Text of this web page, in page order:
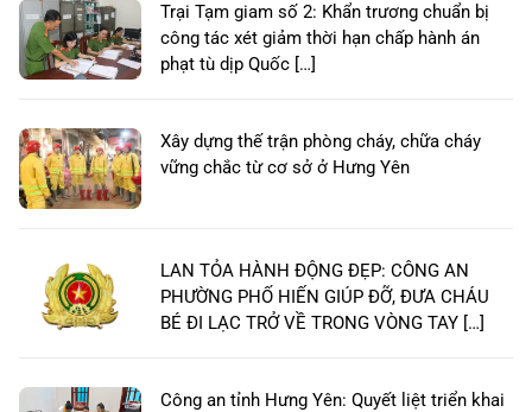
Trại Tạm giam số 2: Khẩn trương chuẩn bị
công tác xét giảm thời hạn chấp hành án
phạt tù dịp Quốc […]
Xây dựng thế trận phòng cháy, chữa cháy
vững chắc từ cơ sở ở Hưng Yên
LAN TỎA HÀNH ĐỘNG ĐẸP: CÔNG AN
PHƯỜNG PHỐ HIẾN GIÚP ĐỠ, ĐƯA CHÁU
BÉ ĐI LẠC TRỞ VỀ TRONG VÒNG TAY […]
Công an tỉnh Hưng Yên: Quyết liệt triển khai